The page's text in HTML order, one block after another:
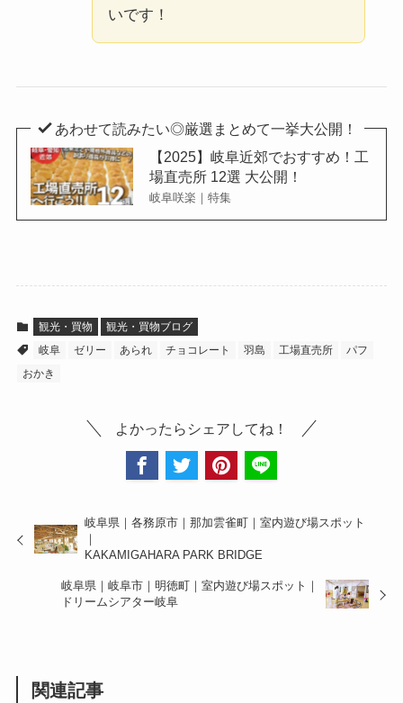
いです！
あわせて読みたい◎厳選まとめて一挙大公開！
【2025】岐阜近郊でおすすめ！工
場直売所 12選 大公開！
岐阜咲楽｜特集
観光・買物
観光・買物ブログ
岐阜
ゼリー あられ チョコレート 羽島 工場直売所
パフ
おかき
よかったらシェアしてね！
岐阜県｜各務原市｜那加雲雀町｜室内遊び場スポット
｜
KAKAMIGAHARA PARK BRIDGE
岐阜県｜岐阜市｜明徳町｜室内遊び場スポット｜
ドリームシアター岐阜
関連記事